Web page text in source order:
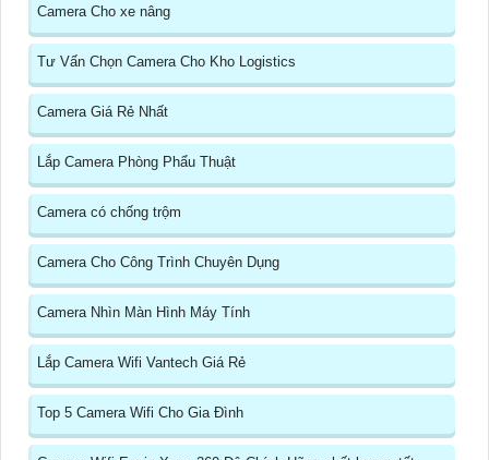
Camera Cho xe nâng
Tư Vấn Chọn Camera Cho Kho Logistics
Camera Giá Rẻ Nhất
Lắp Camera Phòng Phẩu Thuật
Camera có chống trộm
Camera Cho Công Trình Chuyên Dụng
Camera Nhìn Màn Hình Máy Tính
Lắp Camera Wifi Vantech Giá Rẻ
Top 5 Camera Wifi Cho Gia Đình